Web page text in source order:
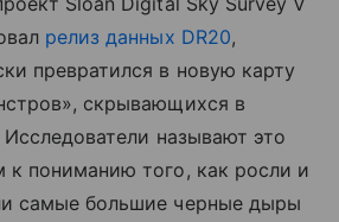
релиз данных DR20,
превратился в новую карту
скрывающихся в
Исследователи называют это
пониманию того, как росли и
самые большие черные дыры